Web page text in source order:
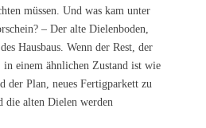
müssen. Und was kam unter
– Der alte Dielenboden,
Hausbaus. Wenn der Rest, der
in einem ähnlichen Zustand ist wie
der Plan, neues Fertigparkett zu
die alten Dielen werden